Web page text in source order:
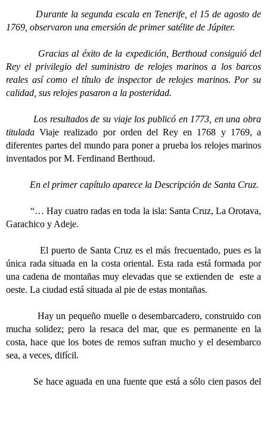
Durante la segunda escala en Tenerife, el 15 de agosto de
1769, observaron una emersión de primer satélite de Júpiter.
Gracias al éxito de la expedición, Berthoud consiguió del
Rey el privilegio del suministro de relojes marinos a los barcos
reales así como el título de inspector de relojes marinos. Por su
calidad, sus relojes pasaron a la posteridad.
Los resultados de su viaje los publicó en 1773, en una obra
tituladaViaje realizado por orden del Rey en 1768 y 1769, a
diferentes partes del mundo para poner a prueba los relojes marinos
inventados por M. Ferdinand Berthoud.
En el primer capítulo aparece la Descripción de Santa Cruz.
“… Hay cuatro radas en toda la isla: Santa Cruz, La Orotava,
Garachico y Adeje.
El puerto de Santa Cruz es el más frecuentado, pues es la
única rada situada en la costa oriental. Esta rada está formada por
una cadena de montañas muy elevadas que se extienden de este a
oeste. La ciudad está situada al pie de estas montañas.
Hay un pequeño muelle o desembarcadero, construido con
mucha solidez; pero la resaca del mar, que es permanente en la
costa, hace que los botes de remos sufran mucho y el desembarco
sea, a veces, difícil.
Se hace aguada en una fuente que está a sólo cien pasos del